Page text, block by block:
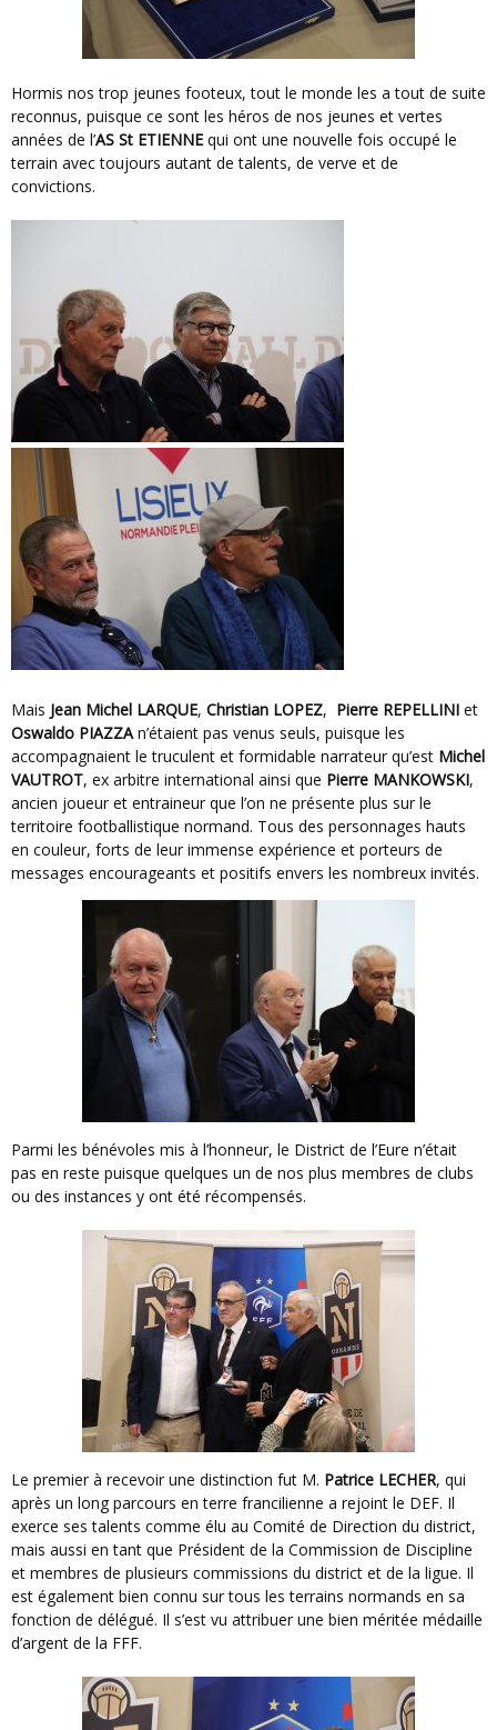
Hormis nos trop jeunes footeux, tout le monde les a tout de suite
reconnus, puisque ce sont les héros de nos jeunes et vertes
années de l’AS St ETIENNE qui ont une nouvelle fois occupé le
terrain avec toujours autant de talents, de verve et de
convictions.
Mais Jean Michel LARQUE, Christian LOPEZ, Pierre REPELLINI et
Oswaldo PIAZZAn’étaient pas venus seuls, puisque les
accompagnaient le truculent et formidable narrateur qu’est Michel
VAUTROT, ex arbitre international ainsi que Pierre MANKOWSKI,
ancien joueur et entraineur que l’on ne présente plus sur le
territoire footballistique normand. Tous des personnages hauts
en couleur, forts de leur immense expérience et porteurs de
messages encourageants et positifs envers les nombreux invités.
Parmi les bénévoles mis à l’honneur, le District de l’Eure n’était
pas en reste puisque quelques un de nos plus membres de clubs
ou des instances y ont été récompensés.
Le premier à recevoir une distinction fut M. Patrice LECHER, qui
après un long parcours en terre francilienne a rejoint le DEF. Il
exerce ses talents comme élu au Comité de Direction du district,
mais aussi en tant que Président de la Commission de Discipline
et membres de plusieurs commissions du district et de la ligue. Il
est également bien connu sur tous les terrains normands en sa
fonction de délégué. Il s’est vu attribuer une bien méritée médaille
d’argent de la FFF.